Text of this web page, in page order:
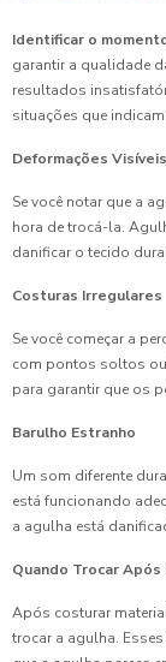
Identificar o
garantir a qualidade
resultados
situações que
Deformações Visíveis
Se você notar que a
hora de trocá-la.
danificar o tecido
Costuras Irregulares
Se você começar a
com pontos soltos
para garantir que os
Barulho Estranho
Um som diferente
está funcionando
a agulha está
Quando Trocar
Após costurar
trocar a agulha.